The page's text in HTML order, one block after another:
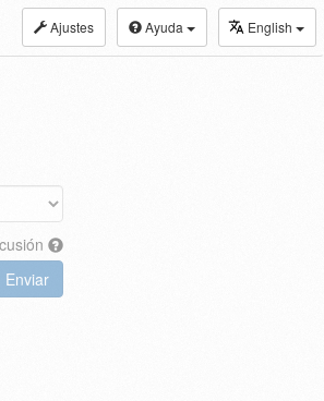
Ajustes Ayuda English
Enviar